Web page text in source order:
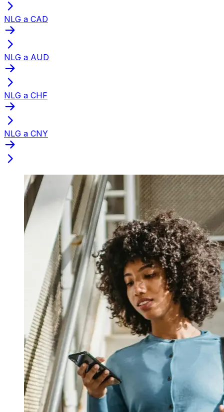
NLG a CAD
NLG a AUD
NLG a CHF
NLG a CNY